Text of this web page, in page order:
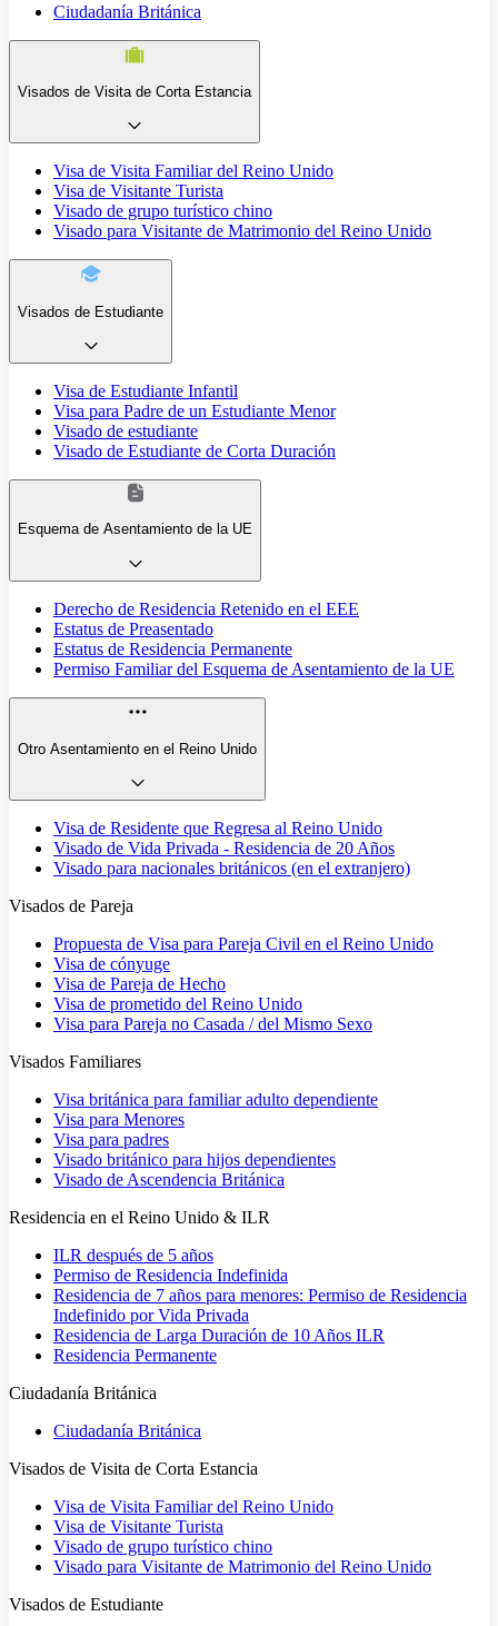
Ciudadanía Británica
Visados de Visita de Corta Estancia
Visa de Visita Familiar del Reino Unido
Visa de Visitante Turista
Visado de grupo turístico chino
Visado para Visitante de Matrimonio del Reino Unido
Visados de Estudiante
Visa de Estudiante Infantil
Visa para Padre de un Estudiante Menor
Visado de estudiante
Visado de Estudiante de Corta Duración
Esquema de Asentamiento de la UE
Derecho de Residencia Retenido en el EEE
Estatus de Preasentado
Estatus de Residencia Permanente
Permiso Familiar del Esquema de Asentamiento de la UE
Otro Asentamiento en el Reino Unido
Visa de Residente que Regresa al Reino Unido
Visado de Vida Privada - Residencia de 20 Años
Visado para nacionales británicos (en el extranjero)
Visados de Pareja
Propuesta de Visa para Pareja Civil en el Reino Unido
Visa de cónyuge
Visa de Pareja de Hecho
Visa de prometido del Reino Unido
Visa para Pareja no Casada / del Mismo Sexo
Visados Familiares
Visa británica para familiar adulto dependiente
Visa para Menores
Visa para padres
Visado británico para hijos dependientes
Visado de Ascendencia Británica
Residencia en el Reino Unido & ILR
ILR después de 5 años
Permiso de Residencia Indefinida
Residencia de 7 años para menores: Permiso de Residencia
Indefinido por Vida Privada
Residencia de Larga Duración de 10 Años ILR
Residencia Permanente
Ciudadanía Británica
Ciudadanía Británica
Visados de Visita de Corta Estancia
Visa de Visita Familiar del Reino Unido
Visa de Visitante Turista
Visado de grupo turístico chino
Visado para Visitante de Matrimonio del Reino Unido
Visados de Estudiante